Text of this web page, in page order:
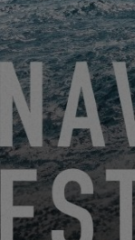
Procesar su
personales
formulario al
pueda contactarlo
“ENVIAR”,
estos datos.
ENVIAR